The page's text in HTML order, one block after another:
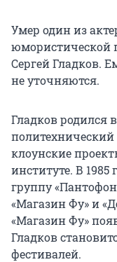
Умер один из
юмористической
Сергей Гладков.
не уточняются.
Гладков родился
клоунские
институте. В
группу
«Магазин Фу» и
«Магазин Фу»
Гладков
фестивалей.